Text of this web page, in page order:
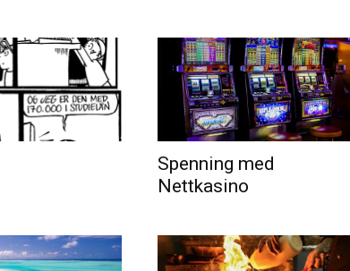
Spenning med
Nettkasino